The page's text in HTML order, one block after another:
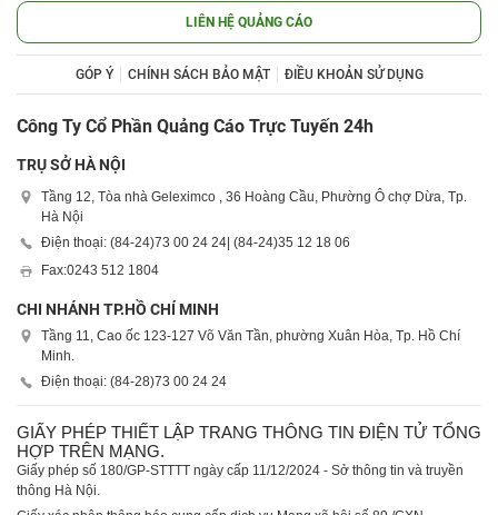
LIÊN HỆ QUẢNG CÁO
GÓP Ý CHÍNH SÁCH BẢO MẬT ĐIỀU KHOẢN SỬ DỤNG
Công Ty Cổ Phần Quảng Cáo Trực Tuyến 24h
TRỤ SỞ HÀ NỘI
Tầng 12, Tòa nhà Geleximco , 36 Hoàng Cầu, Phường Ô chợ Dừa, Tp.
Hà Nội
Điện thoại: (84-24)73 00 24 24 | (84-24)35 12 18 06
Fax:0243 512 1804
CHI NHÁNH TP.HỒ CHÍ MINH
Tầng 11, Cao ốc 123-127 Võ Văn Tần, phường Xuân Hòa, Tp. Hồ Chí
Minh.
Điện thoại: (84-28)73 00 24 24
GIẤY PHÉP THIẾT LẬP TRANG THÔNG TIN ĐIỆN TỬ TỔNG
HỢP TRÊN MẠNG.
Giấy phép số 180/GP-STTTT ngày cấp 11/12/2024 - Sở thông tin và truyền
thông Hà Nội.